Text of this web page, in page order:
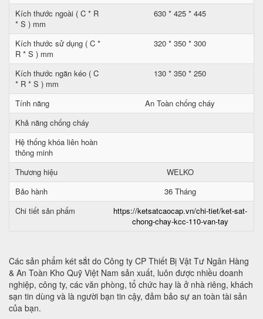
Kích thước ngoài ( C * R
* S ) mm
630 * 425 * 445
Kích thước sử dụng ( C *
R * S ) mm
320 * 350 * 300
Kích thước ngăn kéo ( C
* R * S ) mm
130 * 350 * 250
Tính năng
An Toàn chống cháy
Khả năng chống cháy
Hệ thống khóa liên hoàn
thông minh
Thương hiệu
WELKO
Bảo hành
36 Tháng
Chi tiết sản phẩm
https://ketsatcaocap.vn/chi-tiet/ket-sat-
chong-chay-kcc-110-van-tay
Các sản phẩm két sắt do Công ty CP Thiết Bị Vật Tư Ngân Hàng
& An Toàn Kho Quỹ Việt Nam sản xuất, luôn được nhiều doanh
nghiệp, công ty, các văn phòng, tổ chức hay là ở nhà riêng, khách
sạn tin dùng và là người bạn tin cậy, đảm bảo sự an toàn tài sản
của bạn.